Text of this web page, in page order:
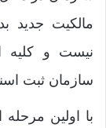
مالکیت جدید
نیست و کلیه
سازمان ثبت
با اولین